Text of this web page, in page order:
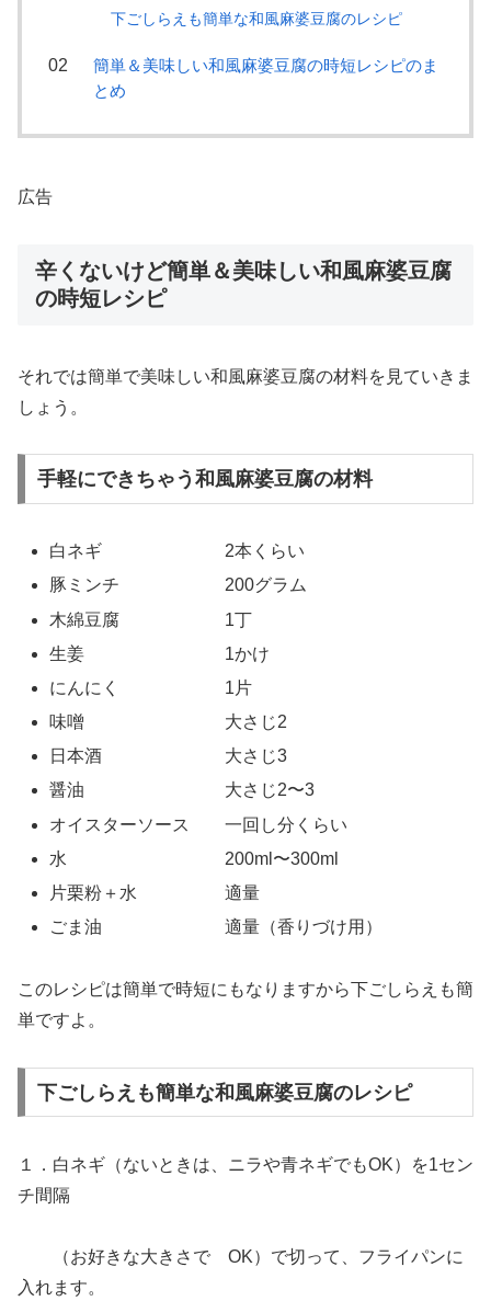
下ごしらえも簡単な和風麻婆豆腐のレシピ
簡単＆美味しい和風麻婆豆腐の時短レシピのま
とめ
広告
辛くないけど簡単＆美味しい和風麻婆豆腐
の時短レシピ
それでは簡単で美味しい和風麻婆豆腐の材料を見ていきま
しょう。
手軽にできちゃう和風麻婆豆腐の材料
白ネギ 2本くらい
豚ミンチ 200グラム
木綿豆腐 1丁
生姜 1かけ
にんにく 1片
味噌 大さじ2
日本酒 大さじ3
醤油 大さじ2〜3
オイスターソース 一回し分くらい
水 200ml〜300ml
片栗粉＋水 適量
ごま油 適量（香りづけ用）
このレシピは簡単で時短にもなりますから下ごしらえも簡
単ですよ。
下ごしらえも簡単な和風麻婆豆腐のレシピ
１．白ネギ（ないときは、ニラや青ネギでもOK）を1セン
チ間隔
（お好きな大きさで OK）で切って、フライパンに
入れます。